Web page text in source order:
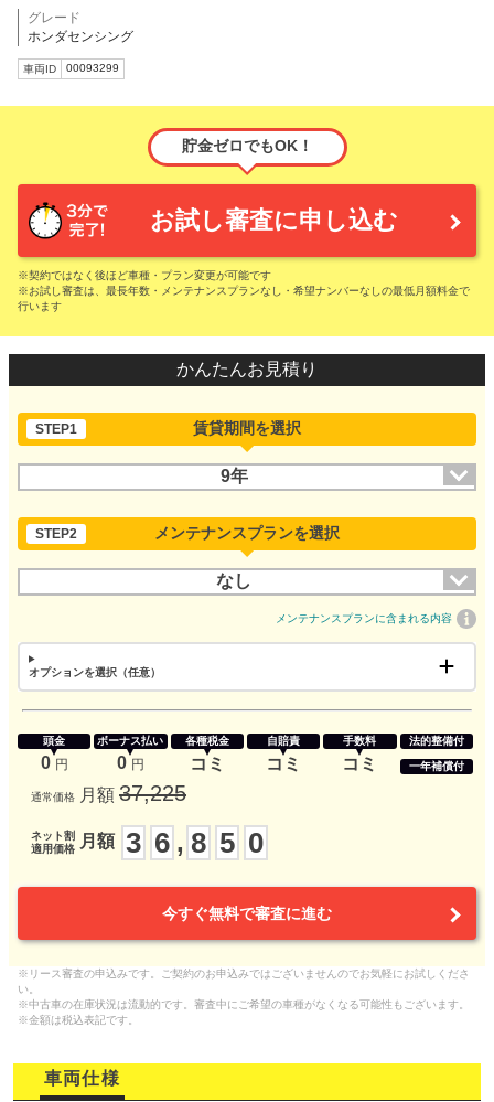
グレード
ホンダセンシング
車両ID 00093299
貯金ゼロでもOK！
お試し審査に申し込む
※契約ではなく後ほど車種・プラン変更が可能です
※お試し審査は、最長年数・メンテナンスプランなし・希望ナンバーなしの最低月額料金で
行います
かんたんお見積り
STEP1 賃貸期間を選択
9年
STEP2 メンテナンスプランを選択
なし
メンテナンスプランに含まれる内容
オプションを選択（任意）
頭金
0 円
ボーナス払い
0 円
各種税金
コミ
自賠責
コミ
手数料
コミ
法的整備付
一年補償付
通常価格 月額 37,225
ネット割
適用価格
月額 3 6 , 8 5 0
今すぐ無料で審査に進む
※リース審査の申込みです。ご契約のお申込みではございませんのでお気軽にお試しくださ
い。
※中古車の在庫状況は流動的です。審査中にご希望の車種がなくなる可能性もございます。
※金額は税込表記です。
車両仕様